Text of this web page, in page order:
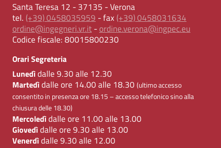
Santa Teresa 12 - 37135 - Verona
tel. (+39) 0458035959- fax (+39) 0458031634
ordine@ingegneri.vr.it-ordine.verona@ingpec.eu
Codice fiscale:80015800230
Orari Segreteria
Lunedìdalle 9.30 alle 12.30
Martedìdalle ore 14.00 alle 18.30 (ultimo accesso
consentito in presenza ore 18.15 – accesso telefonico sino alla
chiusura delle 18.30)
Mercoledìdalle ore 11.00 alle 13.00
Giovedìdalle ore 9.30 alle 13.00
Venerdìdalle 9.30 alle 12.00